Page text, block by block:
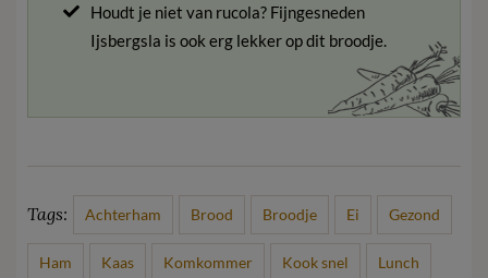
Houdt je niet van rucola? Fijngesneden
Ijsbergsla is ook erg lekker op dit broodje.
Tags: Achterham Brood Broodje Ei Gezond
Ham Kaas Komkommer Kook snel Lunch